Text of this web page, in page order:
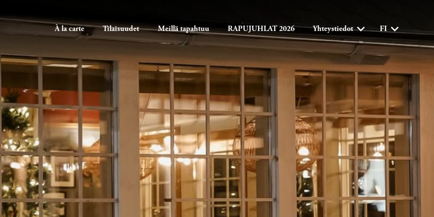
À la carte Tilaisuudet Meillä tapahtuu RAPUJUHLAT 2026 Yhteystiedot FI